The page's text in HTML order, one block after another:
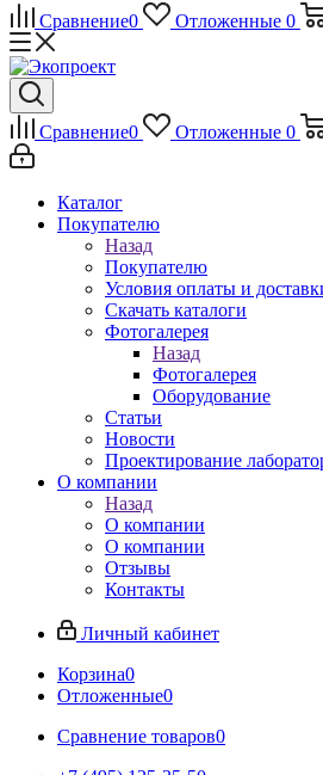
Сравнение0 Отложенные 0
Сравнение0 Отложенные 0
Каталог
Покупателю
Назад
Покупателю
Условия оплаты и
Скачать каталоги
Фотогалерея
Назад
Фотогалерея
Оборудование
Статьи
Новости
Проектирование
О компании
Назад
О компании
О компании
Отзывы
Контакты
Личный кабинет
Корзина0
Отложенные0
Сравнение товаров0